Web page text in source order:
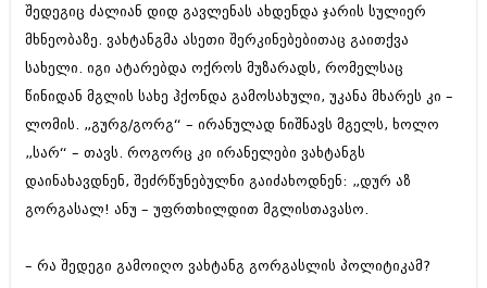
შედეგიც ძალიან დიდ გავლენას ახდენდა ჯარის სულიერ
მხნეობაზე. ვახტანგმა ასეთი შერკინებებითაც გაითქვა
სახელი. იგი ატარებდა ოქროს მუზარადს, რომელსაც
წინიდან მგლის სახე ჰქონდა გამოსახული, უკანა მხარეს კი –
ლომის. „გურგ/გორგ“ – ირანულად ნიშნავს მგელს, ხოლო
„სარ“ – თავს. როგორც კი ირანელები ვახტანგს
დაინახავდნენ, შეძრწუნებულნი გაიძახოდნენ: „დურ აზ
გორგასალ! ანუ – უფრთხილდით მგლისთავასო.
– რა შედეგი გამოიღო ვახტანგ გორგასლის პოლიტიკამ?